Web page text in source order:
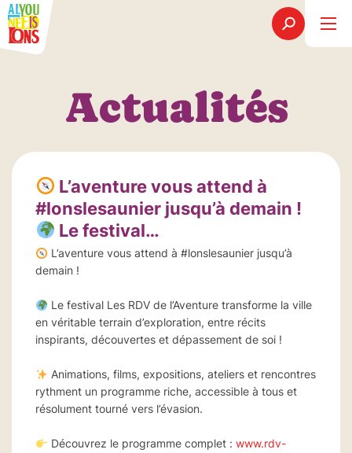
Actualités
L’aventure vous attend à
#lonslesaunier jusqu’à demain !
Le festival…
L’aventure vous attend à #lonslesaunier jusqu’à
demain !
Le festival Les RDV de l’Aventure transforme la ville
en véritable terrain d’exploration, entre récits
inspirants, découvertes et dépassement de soi !
Animations, films, expositions, ateliers et rencontres
rythment un programme riche, accessible à tous et
résolument tourné vers l’évasion.
Découvrez le programme complet : www.rdv-